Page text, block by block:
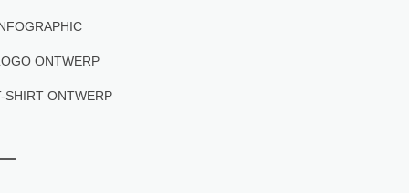
ONTWERP
SHIRT ONTWERP